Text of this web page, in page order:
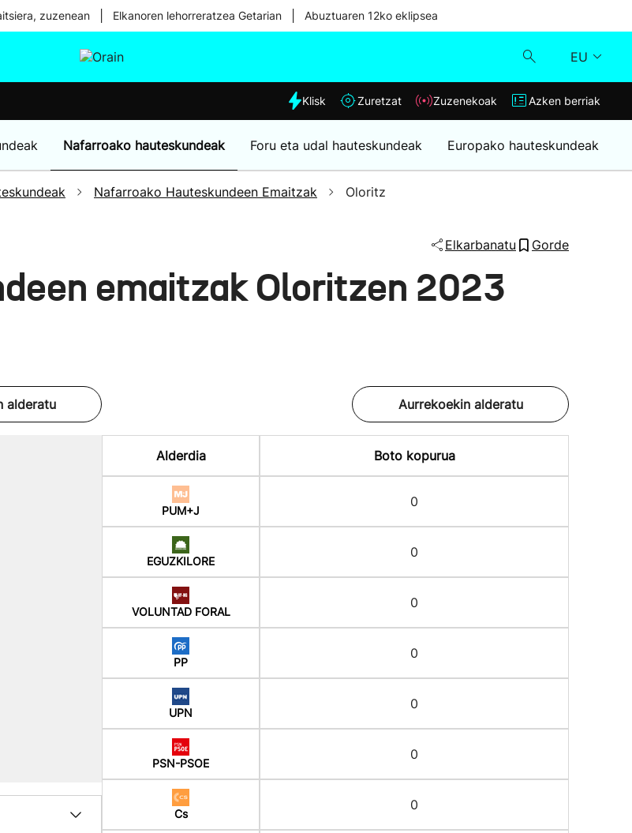
zuzenean Elkanoren lehorreratzea Getarian Abuztuaren 12ko eklipsea
EU
Eguraldia
Klisk
Zuzenekoak
Azken berriak
Klisk Zuretzat Zuzenekoak Azken berriak
Nafarroako hauteskundeak Foru eta udal hauteskundeak Europako hauteskundeak
Nafarroako Hauteskundeen Emaitzak Oloritz
Elkarbanatu Gorde
emaitzak Oloritzen 2023
alderatu Aurrekoekin alderatu
Alderdia Boto kopurua
PUM+J
0
EGUZKILORE
0
VOLUNTAD FORAL
0
PP
0
UPN
0
PSN-PSOE
0
Cs
0